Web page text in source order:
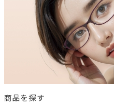
商品を探す